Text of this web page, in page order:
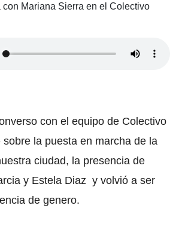
con Mariana Sierra en el Colectivo
con el equipo de Colectivo
la puesta en marcha de la
ciudad, la presencia de
y Estela Diaz y volvió a ser
de genero.